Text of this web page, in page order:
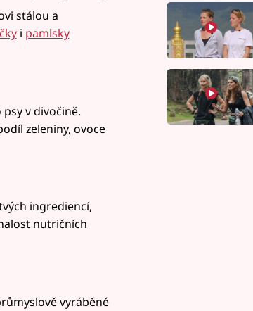
stálou a
i pamlsky
v divočině.
zeleniny, ovoce
ingrediencí,
nutričních
vyráběné